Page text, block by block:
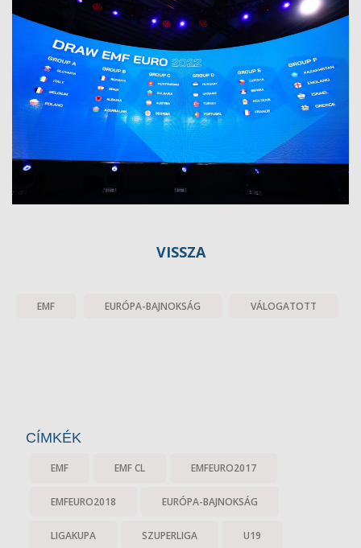
VISSZA
EMF EURÓPA-BAJNOKSÁG VÁLOGATOTT
CÍMKÉK
EMF EMF CL EMFEURO2017
EMFEURO2018 EURÓPA-BAJNOKSÁG
LIGAKUPA SZUPERLIGA U19